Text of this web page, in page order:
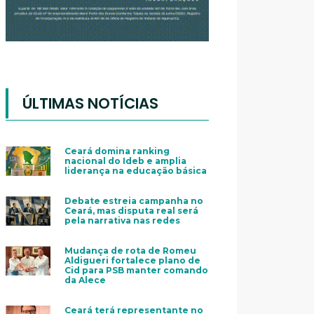
ÚLTIMAS NOTÍCIAS
Ceará domina ranking
nacional do Ideb e amplia
liderança na educação básica
Debate estreia campanha no
Ceará, mas disputa real será
pela narrativa nas redes
Mudança de rota de Romeu
Aldigueri fortalece plano de
Cid para PSB manter comando
da Alece
Ceará terá representante no